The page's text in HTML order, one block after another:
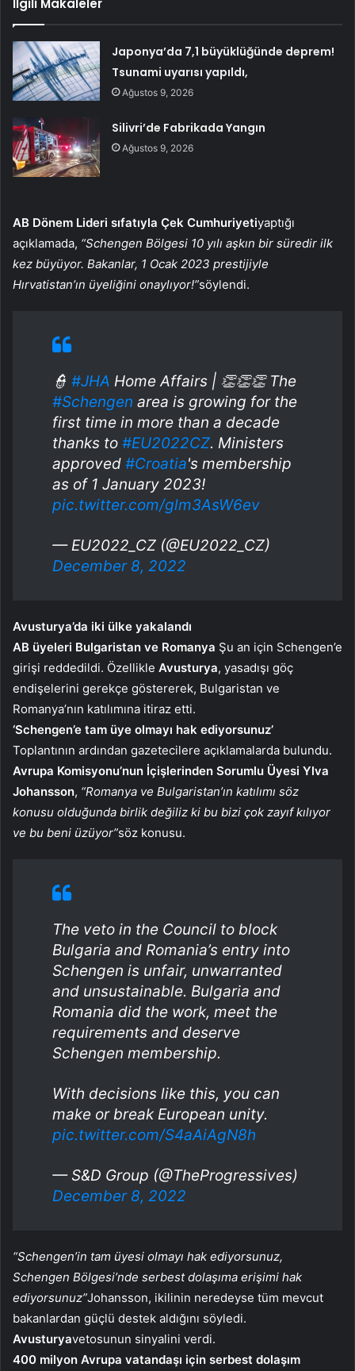
Japonya’da 7,1 büyüklüğünde deprem!
Tsunami uyarısı yapıldı,
Ağustos 9, 2026
Silivri’de Fabrikada Yangın
Ağustos 9, 2026
AB Dönem Lideri sıfatıyla Çek Cumhuriyetiyaptığı
açıklamada, “Schengen Bölgesi 10 yılı aşkın bir süredir ilk
kez büyüyor. Bakanlar, 1 Ocak 2023 prestijiyle
Hırvatistan’ın üyeliğini onaylıyor!”söylendi.
👮 #JHA Home Affairs | 👏👏👏 The
#Schengen area is growing for the
first time in more than a decade
thanks to #EU2022CZ. Ministers
approved #Croatia's membership
as of 1 January 2023!
pic.twitter.com/glm3AsW6ev
— EU2022_CZ (@EU2022_CZ)
December 8, 2022
Avusturya’da iki ülke yakalandı
AB üyeleri Bulgaristan ve Romanya Şu an için Schengen’e
girişi reddedildi. Özellikle Avusturya, yasadışı göç
endişelerini gerekçe göstererek, Bulgaristan ve
Romanya’nın katılımına itiraz etti.
‘Schengen’e tam üye olmayı hak ediyorsunuz’
Toplantının ardından gazetecilere açıklamalarda bulundu.
Avrupa Komisyonu’nun İçişlerinden Sorumlu Üyesi Ylva
Johansson, “Romanya ve Bulgaristan’ın katılımı söz
konusu olduğunda birlik değiliz ki bu bizi çok zayıf kılıyor
ve bu beni üzüyor”söz konusu.
The veto in the Council to block
Bulgaria and Romania’s entry into
Schengen is unfair, unwarranted
and unsustainable. Bulgaria and
Romania did the work, meet the
requirements and deserve
Schengen membership.
With decisions like this, you can
make or break European unity.
pic.twitter.com/S4aAiAgN8h
— S&D Group (@TheProgressives)
December 8, 2022
“Schengen’in tam üyesi olmayı hak ediyorsunuz,
Schengen Bölgesi’nde serbest dolaşıma erişimi hak
ediyorsunuz”Johansson, ikilinin neredeyse tüm mevcut
bakanlardan güçlü destek aldığını söyledi.
Avusturyavetosunun sinyalini verdi.
400 milyon Avrupa vatandaşı için serbest dolaşım